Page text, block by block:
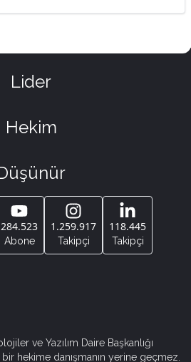
Lider
Hekim
284.523
Abone
1.259.917
Takipçi
118.445
Takipçi
ve Yazılım Daire Başkanlığı
hekime danışmanın yerine geçmez.